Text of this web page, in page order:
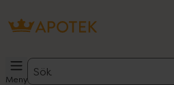
Meny
Sök